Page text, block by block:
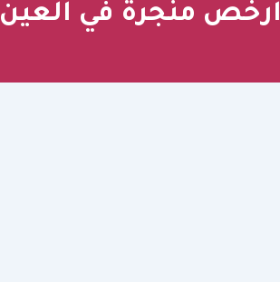
ارخص منجرة في العين